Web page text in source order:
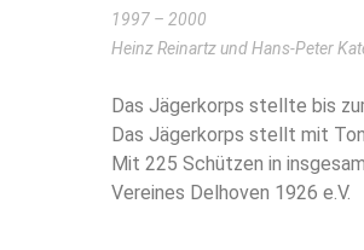
1997 – 2000
Heinz Reinartz und Hans-Peter
Das Jägerkorps stellte bis
Das Jägerkorps stellt mit
Mit 225 Schützen in
Vereines Delhoven 1926 e.V.